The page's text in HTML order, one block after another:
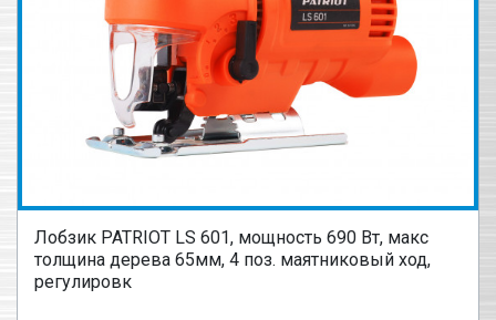
Лобзик PATRIOT LS 601, мощность 690 Вт, макс
толщина дерева 65мм, 4 поз. маятниковый ход,
регулировк